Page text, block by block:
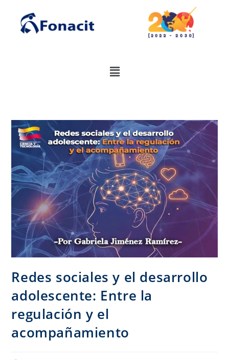
Redes sociales y el desarrollo
adolescente: Entre la
regulación y el
acompañamiento